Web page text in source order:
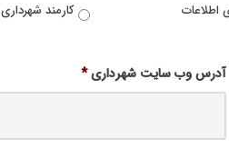
اطلاعات کارمند شهرداری
آدرس وب سایت شهرداری*